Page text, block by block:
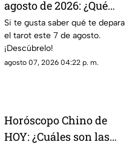
agosto de 2026: ¿Qué
revelan las cartas del
tarot?
Si te gusta saber qué te depara
el tarot este 7 de agosto.
¡Descúbrelo!
agosto 07, 2026 04:22 p. m.
Horóscopo Chino de
HOY: ¿Cuáles son las